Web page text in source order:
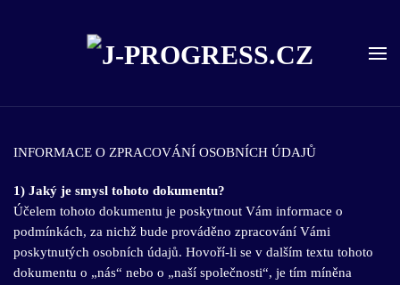
Skip to main content
INFORMACE O ZPRACOVÁNÍ OSOBNÍCH ÚDAJŮ
1) Jaký je smysl tohoto dokumentu?
Účelem tohoto dokumentu je poskytnout Vám informace o
podmínkách, za nichž bude prováděno zpracování Vámi
poskytnutých osobních údajů. Hovoří-li se v dalším textu tohoto
dokumentu o „nás“ nebo o „naší společnosti“, je tím míněna